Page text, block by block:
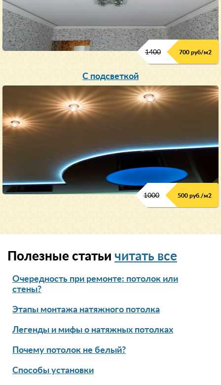
1400 700 руб/м2
С подсветкой
1000 500 руб./м2
Полезные статьи читать все
Очередность при ремонте: потолок или
стены?
Этапы монтажа натяжного потолка
Легенды и мифы о натяжных потолках
Почему потолок не белый?
Способы установки